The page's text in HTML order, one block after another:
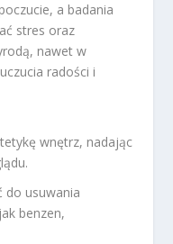
a badania
stres oraz
nawet w
radości i
wnętrz, nadając
do usuwania
benzen,